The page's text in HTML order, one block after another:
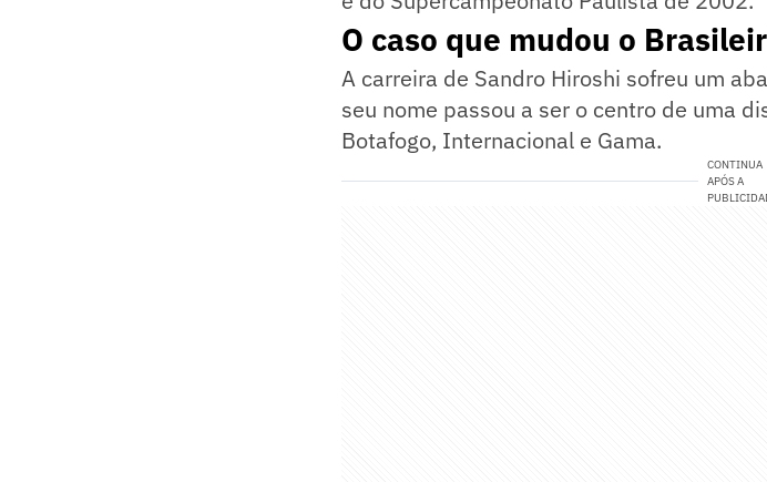
O caso que mudou o
A carreira de Sandro Hiroshi sofreu um
seu nome passou a ser o centro de uma
Botafogo, Internacional e Gama.
CONTINUA
APÓS A